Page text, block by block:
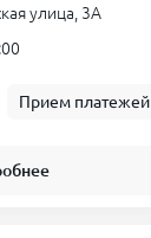
улица, 3А
Прием платежей